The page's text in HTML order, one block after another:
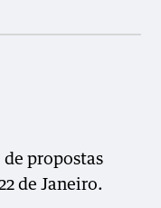
de propostas
de Janeiro.